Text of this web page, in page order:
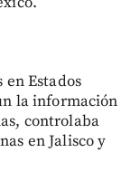
en Estados
la información
controlaba
en Jalisco y